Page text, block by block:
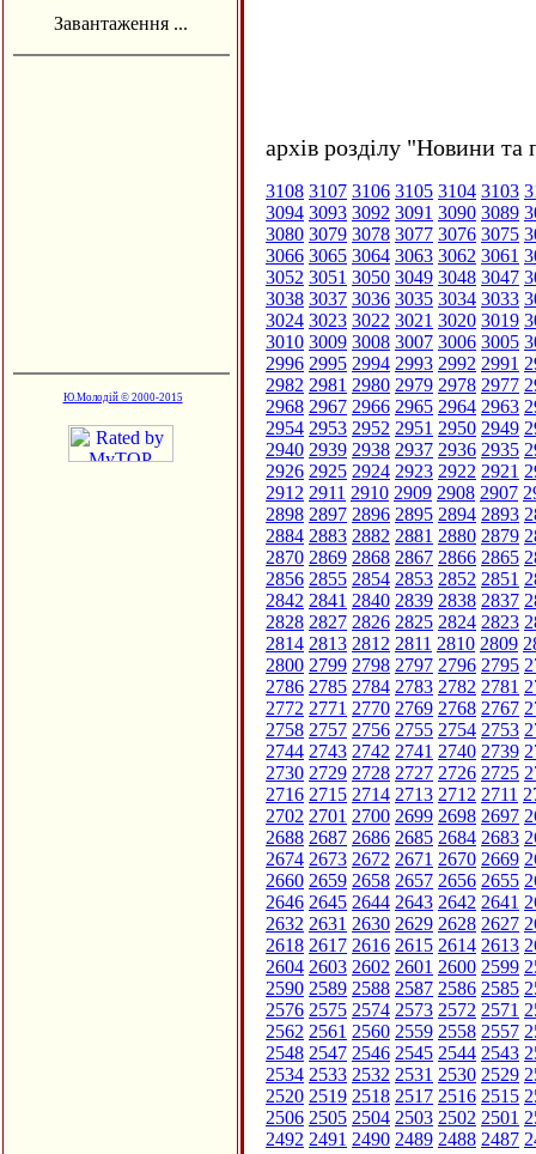
Завантаження ...
Ю.Молодій © 2000-2015
архів розділу "Новини та
3108 3107 3106 3105 3104 3103
3094 3093 3092 3091 3090 3089
3080 3079 3078 3077 3076 3075
3066 3065 3064 3063 3062 3061
3052 3051 3050 3049 3048 3047
3038 3037 3036 3035 3034 3033
3024 3023 3022 3021 3020 3019
3010 3009 3008 3007 3006 3005
2996 2995 2994 2993 2992 2991
2982 2981 2980 2979 2978 2977
2968 2967 2966 2965 2964 2963
2954 2953 2952 2951 2950 2949
2940 2939 2938 2937 2936 2935
2926 2925 2924 2923 2922 2921
2912 2911 2910 2909 2908 2907
2898 2897 2896 2895 2894 2893
2884 2883 2882 2881 2880 2879
2870 2869 2868 2867 2866 2865
2856 2855 2854 2853 2852 2851
2842 2841 2840 2839 2838 2837
2828 2827 2826 2825 2824 2823
2814 2813 2812 2811 2810 2809
2800 2799 2798 2797 2796 2795
2786 2785 2784 2783 2782 2781
2772 2771 2770 2769 2768 2767
2758 2757 2756 2755 2754 2753
2744 2743 2742 2741 2740 2739
2730 2729 2728 2727 2726 2725
2716 2715 2714 2713 2712 2711
2702 2701 2700 2699 2698 2697
2688 2687 2686 2685 2684 2683
2674 2673 2672 2671 2670 2669
2660 2659 2658 2657 2656 2655
2646 2645 2644 2643 2642 2641
2632 2631 2630 2629 2628 2627
2618 2617 2616 2615 2614 2613
2604 2603 2602 2601 2600 2599
2590 2589 2588 2587 2586 2585
2576 2575 2574 2573 2572 2571
2562 2561 2560 2559 2558 2557
2548 2547 2546 2545 2544 2543
2534 2533 2532 2531 2530 2529
2520 2519 2518 2517 2516 2515
2506 2505 2504 2503 2502 2501
2492 2491 2490 2489 2488 2487